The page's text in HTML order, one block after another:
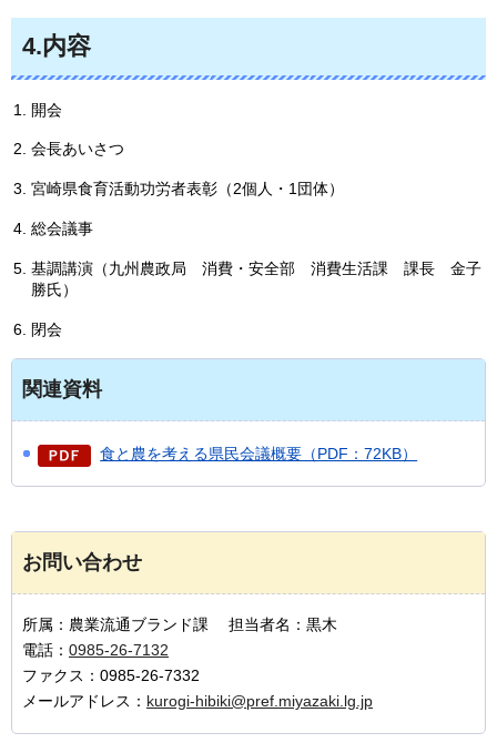
4.内容
開会
会長あいさつ
宮崎県食育活動功労者表彰（2個人・1団体）
総会議事
基調講演（九州農政局 消費・安全部 消費生活課 課長
金子
勝氏）
閉会
関連資料
食と農を考える県民会議概要（PDF：72KB）
お問い合わせ
所属：農業流通ブランド課 担当者名：黒木
電話： 0985-26-7132
ファクス：0985-26-7332
メールアドレス： kurogi-hibiki@pref.miyazaki.lg.jp